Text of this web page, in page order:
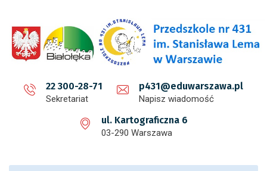
22 300-28-71
Sekretariat
p431@eduwarszawa.pl
Napisz wiadomość
ul. Kartograficzna 6
03-290 Warszawa